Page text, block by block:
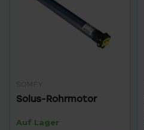
SOMFY
Solus-Rohrmotor
Auf Lager